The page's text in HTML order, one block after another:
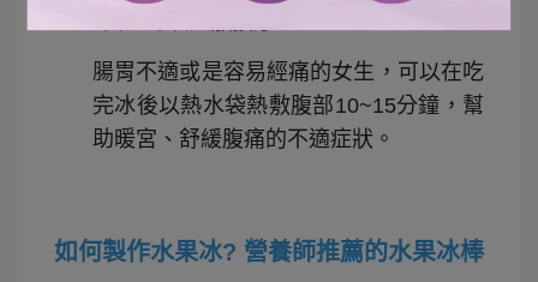
腸胃不適或是容易經痛的女生，可以在吃
完冰後以熱水袋熱敷腹部10~15分鐘，幫
助暖宮、舒緩腹痛的不適症狀。
如何製作水果冰? 營養師推薦的水果冰棒